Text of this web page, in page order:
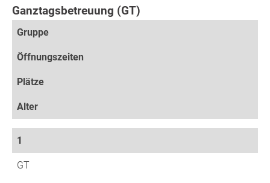
Ganztagsbetreuung (GT)
Gruppe
Öffnungszeiten
Plätze
Alter
1
GT